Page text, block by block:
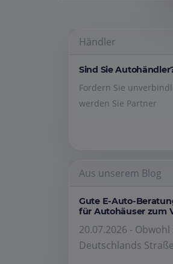
Händler
Sind Sie
Fordern Sie
werden Sie Partner
Aus unserem Blog
Gute E-Auto-
für Autohäuser zum
20.07.2026 -
Deutschlands